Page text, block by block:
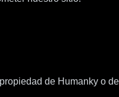
de Humanky o